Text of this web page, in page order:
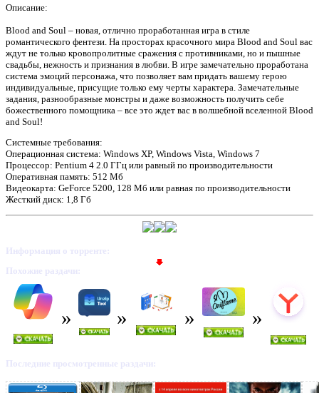
Описание:
Blood and Soul – новая, отлично проработанная игра в стиле
романтического фентези. На просторах красочного мира Blood and Soul вас
ждут не только кровопролитные сражения с противниками, но и пышные
свадьбы, нежность и признания в любви. В игре замечательно проработана
система эмоций персонажа, что позволяет вам придать вашему герою
индивидуальные, присущие только ему черты характера. Замечательные
задания, разнообразные монстры и даже возможность получить себе
божественного помощника – все это ждет вас в волшебной вселенной Blood
and Soul!
Системные требования:
Операционная система: Windows XP, Windows Vista, Windows 7
Процессор: Pentium 4 2.0 ГГц или равный по производительности
Оперативная память: 512 Мб
Видеокарта: GeForce 5200, 128 Мб или равная по производительности
Жесткий диск: 1,8 Гб
Информация о торренте:
Похожие раздачи:
Последние просмотренные раздачи: